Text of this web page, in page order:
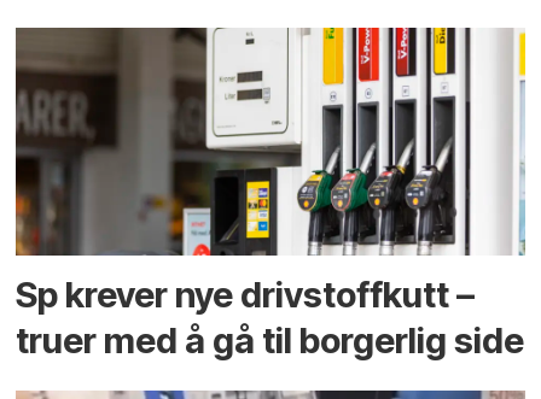
Sp krever nye drivstoffkutt –
truer med å gå til borgerlig side